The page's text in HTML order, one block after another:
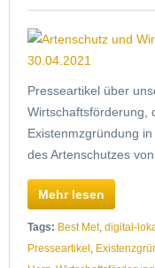
Presseartikel über
Wirtschaftsförderung,
Existenmzgründung
des Artenschutzes
Mehr lesen
Tags: Best Met, digital-
Presseartikel ,